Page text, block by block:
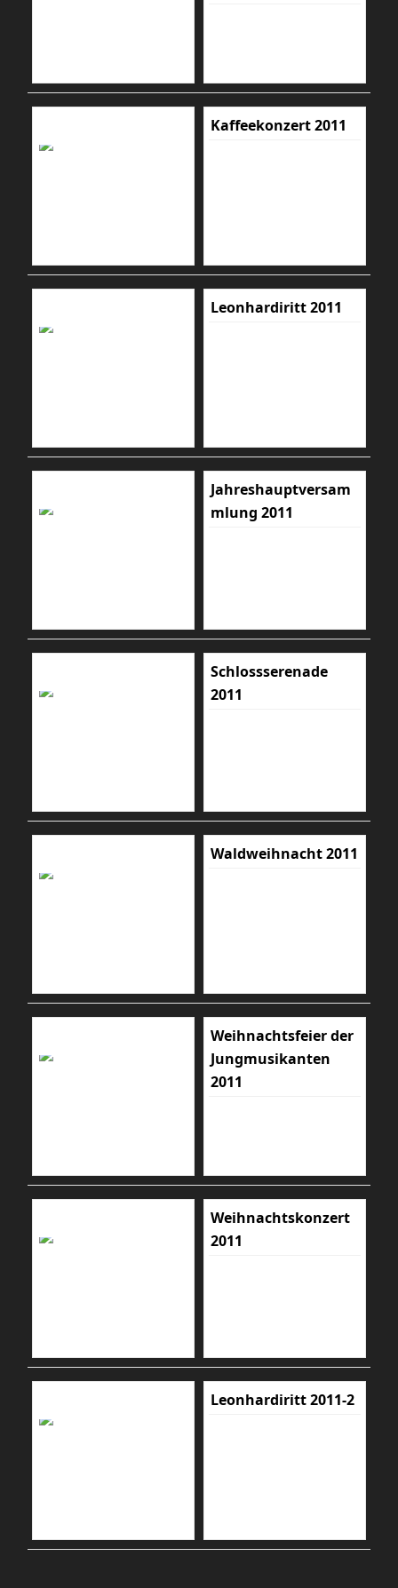
Kaffeekonzert 2011
Leonhardiritt 2011
Jahreshauptversam
mlung 2011
Schlossserenade
2011
Waldweihnacht 2011
Weihnachtsfeier der
Jungmusikanten
2011
Weihnachtskonzert
2011
Leonhardiritt 2011-2